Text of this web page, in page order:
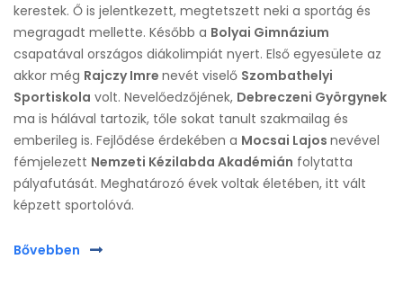
kerestek. Ő is jelentkezett, megtetszett neki a sportág és
megragadt mellette. Később a Bolyai Gimnázium
csapatával országos diákolimpiát nyert. Első egyesülete az
akkor még Rajczy Imre nevét viselő Szombathelyi
Sportiskola volt. Nevelőedzőjének, Debreczeni Györgynek
ma is hálával tartozik, tőle sokat tanult szakmailag és
emberileg is. Fejlődése érdekében a Mocsai Lajos nevével
fémjelezett Nemzeti Kézilabda Akadémián folytatta
pályafutását. Meghatározó évek voltak életében, itt vált
képzett sportolóvá.
Bővebben